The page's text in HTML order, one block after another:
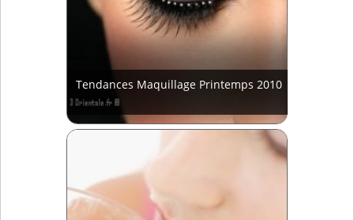
Tendances Maquillage Printemps 2010